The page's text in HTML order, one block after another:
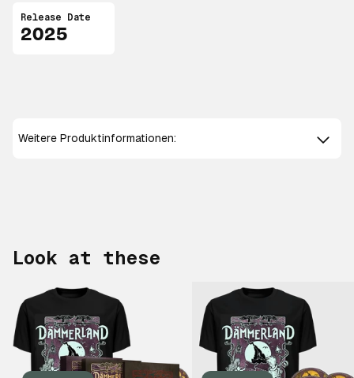
Release Date
2025
Weitere Produktinformationen:
Look at these